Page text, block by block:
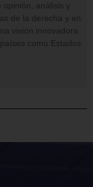
opinión, análisis y
de la derecha y en
visión innovadora
como Estados